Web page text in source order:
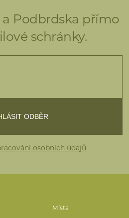
Podbrdska přímo
schránky.
osobních údajů
Místa